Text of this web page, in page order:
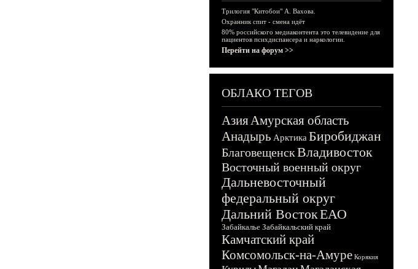
Трилогия "Китобои" А. Вахова.
Охранник спит - смена идёт
80% российского медиаконтента это телевидение для
пациентов психдиспансера и наркологии.
Перейти на форум >>
ОБЛАКО ТЕГОВ
АзияАмурская область
Анадырь Арктика Биробиджан
БлаговещенскВладивосток
Восточный военный округ
Дальневосточный
федеральный округ
Дальний ВостокЕАО
Забайкалье Забайкальский край
Камчатский край
Комсомольск-на-Амуре Корякия